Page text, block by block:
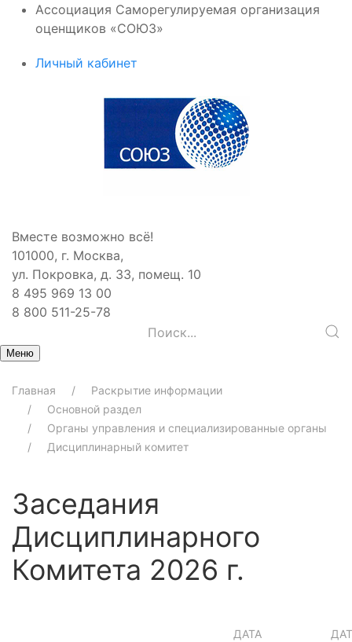
Ассоциация Саморегулируемая организация
оценщиков «СОЮЗ»
Личный кабинет
Вместе возможно всё!
101000, г. Москва,
ул. Покровка, д. 33, помещ. 10
8 495 969 13 00
8 800 511-25-78
Меню
Главная
Раскрытие информации
Основной раздел
Органы управления и специализированные органы
Дисциплинарный комитет
Заседания
Дисциплинарного
Комитета 2026 г.
ДАТА